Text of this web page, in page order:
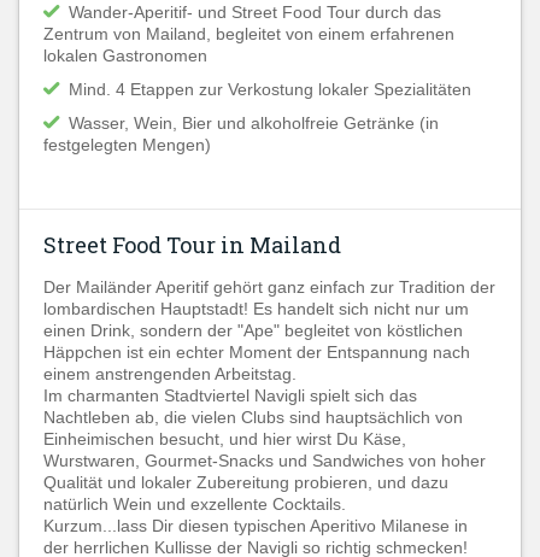
Wander-Aperitif- und Street Food Tour durch das
Zentrum von Mailand, begleitet von einem erfahrenen
lokalen Gastronomen
Mind. 4 Etappen zur Verkostung lokaler Spezialitäten
Wasser, Wein, Bier und alkoholfreie Getränke (in
festgelegten Mengen)
Street Food Tour in Mailand
Der Mailänder Aperitif gehört ganz einfach zur Tradition der
lombardischen Hauptstadt! Es handelt sich nicht nur um
einen Drink , sondern der "Ape" begleitet von köstlichen
Häppchen ist ein echter Moment der Entspannung nach
einem anstrengenden Arbeitstag.
Im charmanten Stadtviertel Navigli spielt sich das
Nachtleben ab, die vielen Clubs sind hauptsächlich von
Einheimischen besucht, und hier wirst Du Käse,
Wurstwaren, Gourmet-Snacks und Sandwiches von hoher
Qualität und lokaler Zubereitung probieren, und dazu
natürlich Wein und exzellente Cocktails.
Kurzum...lass Dir diesen typischen Aperitivo Milanese in
der herrlichen Kullisse der Navigli so richtig schmecken!